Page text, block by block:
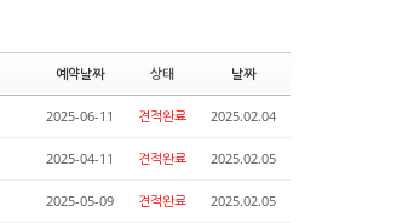
예약날짜 상태 날짜
2025-06-11 견적완료 2025.02.04
2025-04-11 견적완료 2025.02.05
2025-05-09 견적완료 2025.02.05